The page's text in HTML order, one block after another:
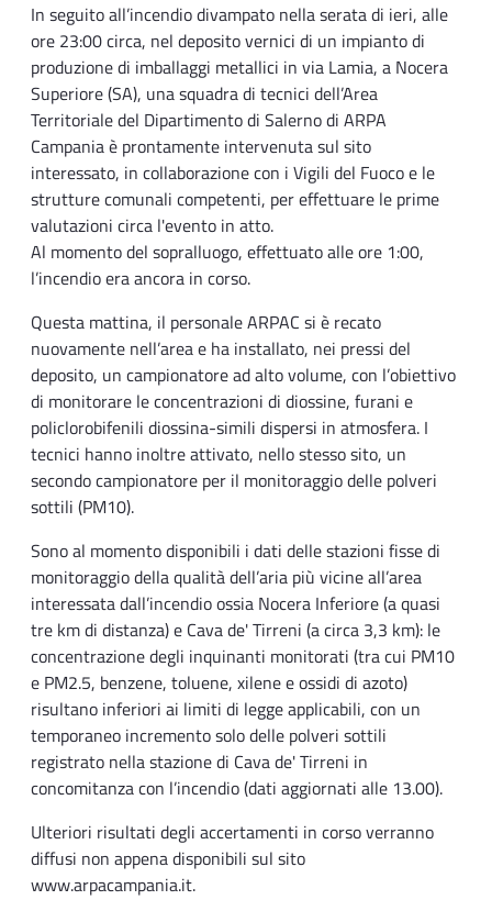
In seguito all’incendio divampato nella serata di ieri, alle
ore 23:00 circa, nel deposito vernici di un impianto di
produzione di imballaggi metallici in via Lamia, a Nocera
Superiore (SA), una squadra di tecnici dell’Area
Territoriale del Dipartimento di Salerno di ARPA
Campania è prontamente intervenuta sul sito
interessato, in collaborazione con i Vigili del Fuoco e le
strutture comunali competenti, per effettuare le prime
valutazioni circa l'evento in atto.
Al momento del sopralluogo, effettuato alle ore 1:00,
l’incendio era ancora in corso.
Questa mattina, il personale ARPAC si è recato
nuovamente nell’area e ha installato, nei pressi del
deposito, un campionatore ad alto volume, con l’obiettivo
di monitorare le concentrazioni di diossine, furani e
policlorobifenili diossina-simili dispersi in atmosfera. I
tecnici hanno inoltre attivato, nello stesso sito, un
secondo campionatore per il monitoraggio delle polveri
sottili (PM10).
Sono al momento disponibili i dati delle stazioni fisse di
monitoraggio della qualità dell’aria più vicine all’area
interessata dall’incendio ossia Nocera Inferiore (a quasi
tre km di distanza) e Cava de' Tirreni (a circa 3,3 km): le
concentrazione degli inquinanti monitorati (tra cui PM10
e PM2.5, benzene, toluene, xilene e ossidi di azoto)
risultano inferiori ai limiti di legge applicabili, con un
temporaneo incremento solo delle polveri sottili
registrato nella stazione di Cava de' Tirreni in
concomitanza con l’incendio (dati aggiornati alle 13.00).
Ulteriori risultati degli accertamenti in corso verranno
diffusi non appena disponibili sul sito
www.arpacampania.it.